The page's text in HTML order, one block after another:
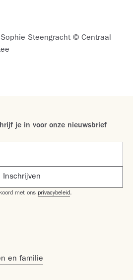
Steengracht © Centraal
en familie
je in voor onze nieuwsbrief
met ons privacybeleid.